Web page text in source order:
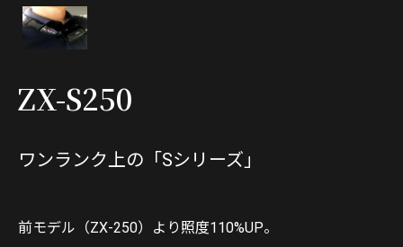
ZX-S250
ワンランク上の「Sシリーズ」
前モデル（ZX-250）より照度110%UP。